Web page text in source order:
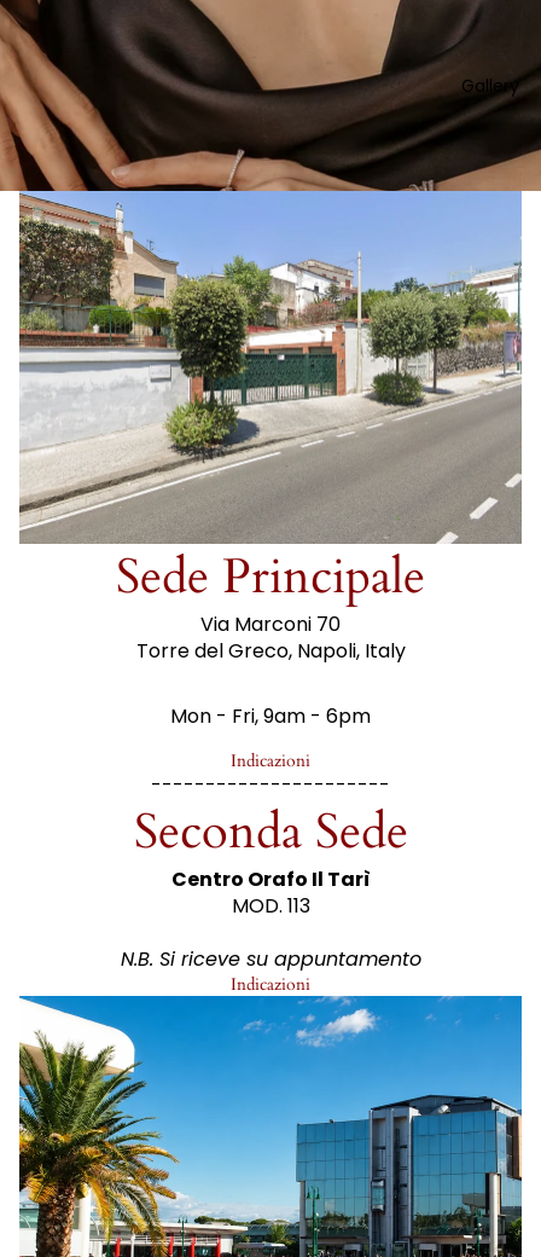
Gallery
Sede Principale
Via Marconi 70
Torre del Greco, Napoli, Italy
Mon - Fri, 9am - 6pm
Indicazioni
----------------------
Seconda Sede
Centro Orafo Il Tarì
MOD. 113
N.B. Si riceve su appuntamento
Indicazioni